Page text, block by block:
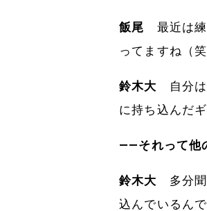
飯尾 最近は練
ってますね（笑
鈴木大 自分は
に持ち込んだ
――それって他
鈴木大 多分聞
込んでいるん